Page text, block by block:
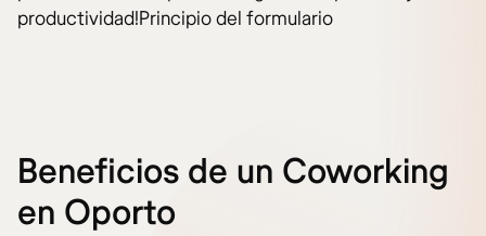
productividad!Principio del formulario
Beneficios de un Coworking
en Oporto